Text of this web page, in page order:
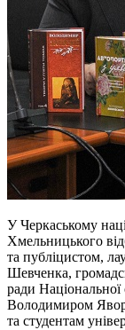
У Черкаському
Хмельницького
та публіцистом,
Шевченка,
ради Національної
Володимиром
та студентам